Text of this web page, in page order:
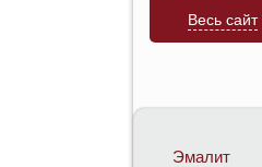
Весь сайт
Эмалит